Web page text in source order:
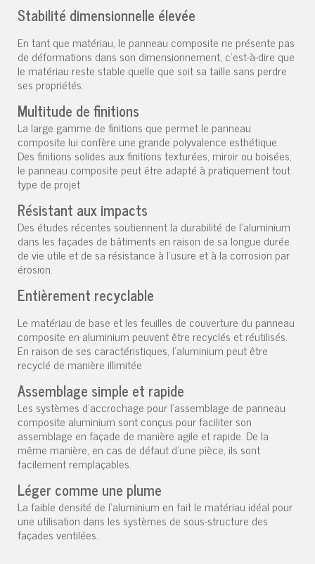
Stabilité dimensionnelle élevée
En tant que matériau, le panneau composite ne présente pas
de déformations dans son dimensionnement, c'est-à-dire que
le matériau reste stable quelle que soit sa taille sans perdre
ses propriétés.
Multitude de finitions
La large gamme de finitions que permet le panneau
composite lui confère une grande polyvalence esthétique.
Des finitions solides aux finitions texturées, miroir ou boisées,
le panneau composite peut être adapté à pratiquement tout
type de projet
Résistant aux impacts
Des études récentes soutiennent la durabilité de l'aluminium
dans les façades de bâtiments en raison de sa longue durée
de vie utile et de sa résistance à l'usure et à la corrosion par
érosion.
Entièrement recyclable
Le matériau de base et les feuilles de couverture du panneau
composite en aluminium peuvent être recyclés et réutilisés.
En raison de ses caractéristiques, l'aluminium peut être
recyclé de manière illimitée
Assemblage simple et rapide
Les systèmes d'accrochage pour l'assemblage de panneau
composite aluminium sont conçus pour faciliter son
assemblage en façade de manière agile et rapide. De la
même manière, en cas de défaut d'une pièce, ils sont
facilement remplaçables.
Léger comme une plume
La faible densité de l'aluminium en fait le matériau idéal pour
une utilisation dans les systèmes de sous-structure des
façades ventilées.